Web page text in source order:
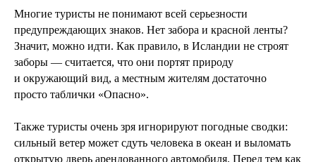
Многие туристы не понимают всей серьезности
предупреждающих знаков. Нет забора и красной ленты?
Значит, можно идти. Как правило, в Исландии не строят
заборы — считается, что они портят природу
и окружающий вид, а местным жителям достаточно
просто таблички «Опасно».
Также туристы очень зря игнорируют погодные сводки:
сильный ветер может сдуть человека в океан и выломать
открытую дверь арендованного автомобиля. Перед тем как